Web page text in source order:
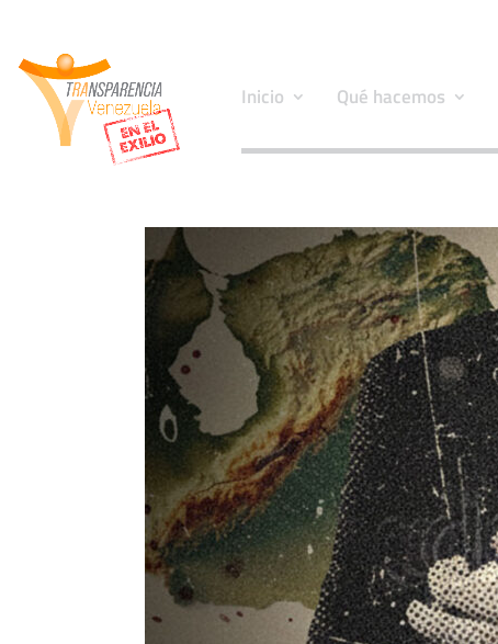
Inicio Qué hacemos